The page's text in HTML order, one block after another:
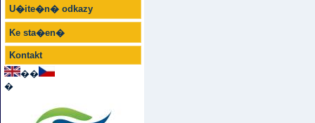
U�ite�n� odkazy
Ke sta�en�
Kontakt
��
�